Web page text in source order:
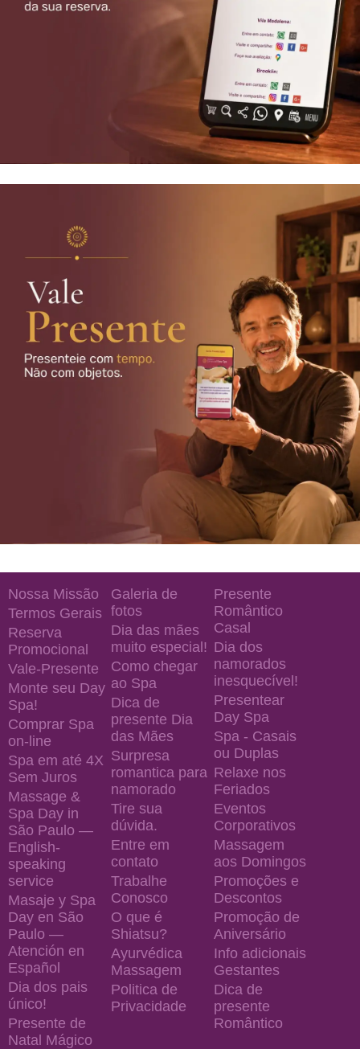
Nossa Missão
Termos Gerais
Reserva
Promocional
Vale-Presente
Monte seu Day
Spa!
Comprar Spa
on-line
Spa em até 4X
Sem Juros
Massage &
Spa Day in
São Paulo —
English-
speaking
service
Masaje y Spa
Day en São
Paulo —
Atención en
Español
Dia dos pais
único!
Presente de
Natal Mágico
Galeria de
fotos
Dia das mães
muito especial!
Como chegar
ao Spa
Dica de
presente Dia
das Mães
Surpresa
romantica para
namorado
Tire sua
dúvida.
Entre em
contato
Trabalhe
Conosco
O que é
Shiatsu?
Ayurvédica
Massagem
Politica de
Privacidade
Presente
Romântico
Casal
Dia dos
namorados
inesquecível!
Presentear
Day Spa
Spa - Casais
ou Duplas
Relaxe nos
Feriados
Eventos
Corporativos
Massagem
aos Domingos
Promoções e
Descontos
Promoção de
Aniversário
Info adicionais
Gestantes
Dica de
presente
Romântico